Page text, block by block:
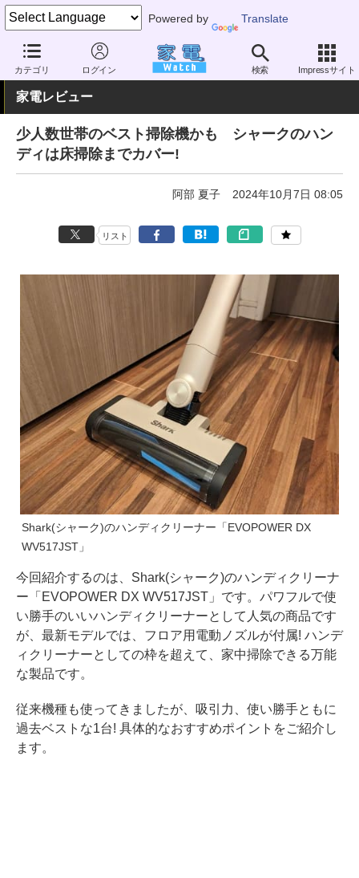
Powered by Translate
カテゴリ ログイン 検索 Impressサイト
家電 Watch 生活家電 掃除機 スティック型
家電レビュー
少人数世帯のベスト掃除機かも シャークのハン
ディは床掃除までカバー!
阿部 夏子 2024年10月7日 08:05
リスト
Shark(シャーク)のハンディクリーナー「EVOPOWER DX
WV517JST」
今回紹介するのは、Shark(シャーク)のハンディクリーナ
ー「EVOPOWER DX WV517JST」です。パワフルで使
い勝手のいいハンディクリーナーとして人気の商品です
が、最新モデルでは、フロア用電動ノズルが付属! ハンデ
ィクリーナーとしての枠を超えて、家中掃除できる万能
な製品です。
従来機種も使ってきましたが、吸引力、使い勝手ともに
過去ベストな1台! 具体的なおすすめポイントをご紹介し
ます。